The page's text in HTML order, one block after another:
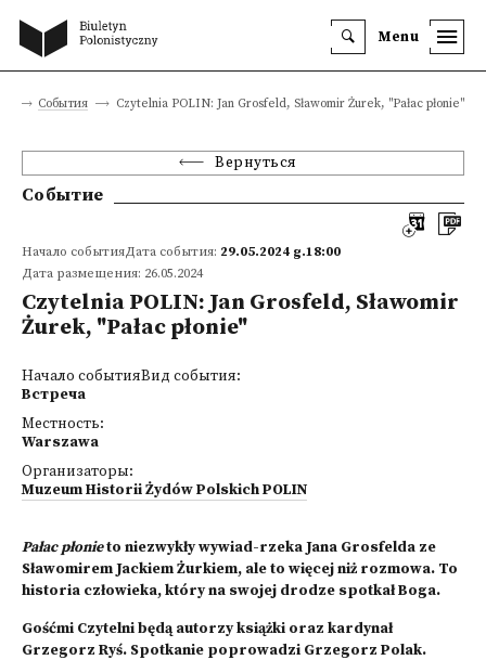
Menu
События Czytelnia POLIN: Jan Grosfeld, Sławomir Żurek, "Pałac płonie"
Вернуться
Событие
Начало событияДата события: 29.05.2024 g.18:00
Дата размещения: 26.05.2024
Czytelnia POLIN: Jan Grosfeld, Sławomir
Żurek, "Pałac płonie"
Начало событияВид события:
Встреча
Местность:
Warszawa
Организаторы:
Muzeum Historii Żydów Polskich POLIN
Pałac płonieto niezwykły wywiad-rzeka Jana Grosfelda ze
Sławomirem Jackiem Żurkiem, ale to więcej niż rozmowa. To
historia człowieka, który na swojej drodze spotkał Boga.
Gośćmi Czytelni będą autorzy książki oraz kardynał
Grzegorz Ryś. Spotkanie poprowadzi Grzegorz Polak.